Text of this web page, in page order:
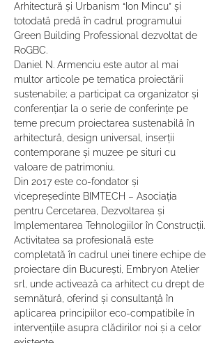
Arhitectură și Urbanism “Ion Mincu” și
totodată predă în cadrul programului
Green Building Professional dezvoltat de
RoGBC.
Daniel N. Armenciu este autor al mai
multor articole pe tematica proiectării
sustenabile; a participat ca organizator și
conferențiar la o serie de conferințe pe
teme precum proiectarea sustenabilă în
arhitectură, design universal, inserții
contemporane și muzee pe situri cu
valoare de patrimoniu.
Din 2017 este co-fondator și
vicepreședinte BIMTECH – Asociația
pentru Cercetarea, Dezvoltarea și
Implementarea Tehnologiilor în Construcții.
Activitatea sa profesională este
completată în cadrul unei tinere echipe de
proiectare din București, Embryon Atelier
srl, unde activează ca arhitect cu drept de
semnătură, oferind și consultanță în
aplicarea principiilor eco-compatibile în
intervențiile asupra clădirilor noi și a celor